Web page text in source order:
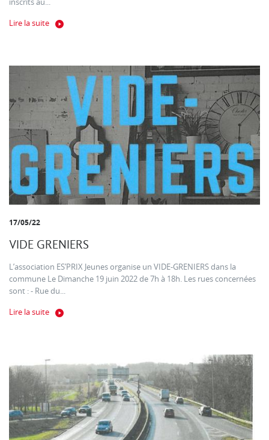
inscrits au...
Lire la suite
17/05/22
VIDE GRENIERS
L’association ES’PRIX Jeunes organise un VIDE-GRENIERS dans la
commune Le Dimanche 19 juin 2022 de 7h à 18h. Les rues concernées
sont : - Rue du...
Lire la suite